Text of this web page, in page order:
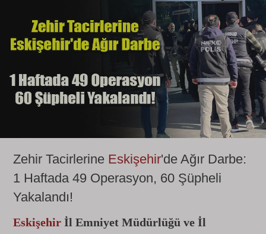
Zehir Tacirlerine Eskişehir'de Ağır Darbe:
1 Haftada 49 Operasyon, 60 Şüpheli
Yakalandı!
Eskişehir İl Emniyet Müdürlüğü ve İl